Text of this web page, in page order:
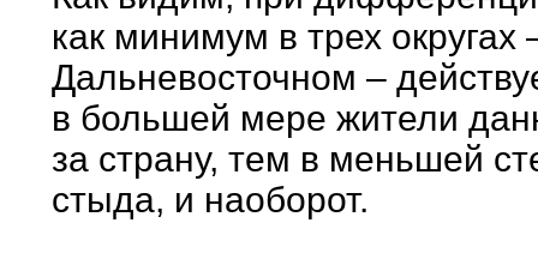
как минимум в трех
Дальневосточном –
в большей мере жители
за страну, тем в меньшей
стыда, и наоборот.